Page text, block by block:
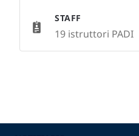
STAFF
19 istruttori PADI